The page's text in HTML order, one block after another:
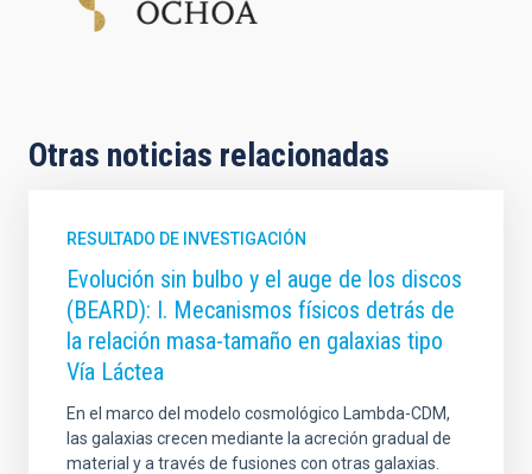
Otras noticias relacionadas
RESULTADO DE INVESTIGACIÓN
Evolución sin bulbo y el auge de los discos
(BEARD): I. Mecanismos físicos detrás de
la relación masa-tamaño en galaxias tipo
Vía Láctea
En el marco del modelo cosmológico Lambda-CDM,
las galaxias crecen mediante la acreción gradual de
material y a través de fusiones con otras galaxias.